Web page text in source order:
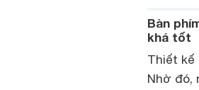
Bàn
khá tốt
Thiết kế
Nhờ đó,